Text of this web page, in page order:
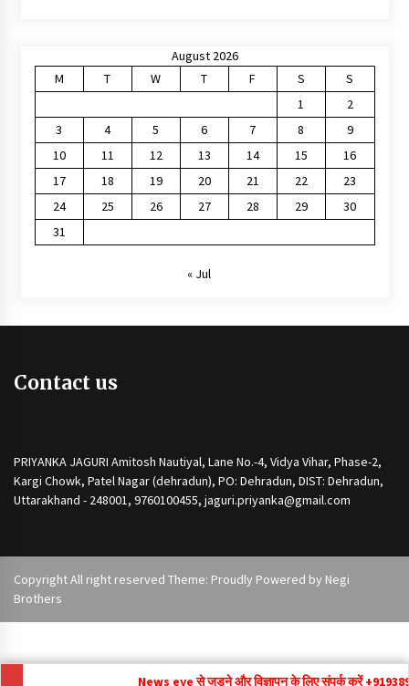
August 2026
M
T W T F S
S
1
2
3
4 5 6 7 8
9
10
11 12 13 14 15
16
17
18 19 20 21 22
23
24
25 26 27 28 29
30
31
« Jul
Contact us
PRIYANKA JAGURI Amitosh Nautiyal, Lane No.-4, Vidya Vihar, Phase-2,
Kargi Chowk, Patel Nagar (dehradun), PO: Dehradun, DIST: Dehradun,
Uttarakhand - 248001, 9760100455, jaguri.priyanka@gmail.com
Copyright All right reserved Theme: Proudly Powered by Negi
Brothers
News eye से जुड़ने और विज्ञापन के लिए संपर्क करें +919389292171 ,